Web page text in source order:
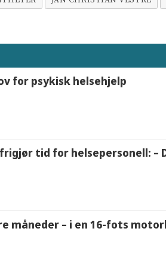
for psykisk helsehjelp
tid for helsepersonell:
måneder – i en 16-fots